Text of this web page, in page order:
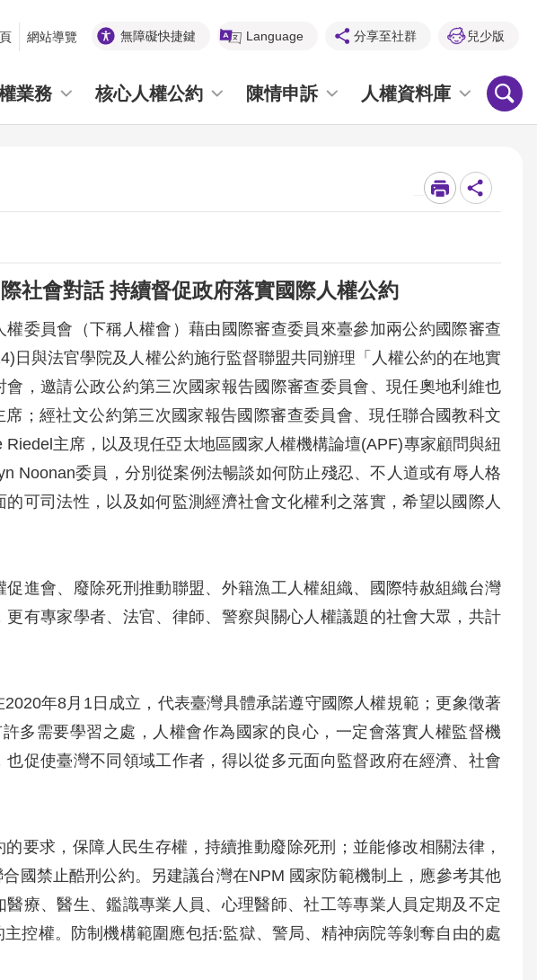
網站導覽 無障礙快捷鍵 Language 分享至社群 兒少版
業務 核心人權公約 陳情申訴 人權資料庫
社會對話 持續督促政府落實國際人權公約
委員會（下稱人權會）藉由國際審查委員來臺參加兩公約國際審查
日與法官學院及人權公約施行監督聯盟共同辦理「人權公約的在地實
，邀請公政公約第三次國家報告國際審查委員會、現任奧地利維也
；經社文公約第三次國家報告國際審查委員會、現任聯合國教科文
主席，以及現任亞太地區國家人權機構論壇(APF)專家顧問與紐
Noonan委員，分別從案例法暢談如何防止殘忍、不人道或有辱人格
可司法性，以及如何監測經濟社會文化權利之落實，希望以國際人
進會、廢除死刑推動聯盟、外籍漁工人權組織、國際特赦組織台灣
有專家學者、法官、律師、警察與關心人權議題的社會大眾，共計
年8月1日成立，代表臺灣具體承諾遵守國際人權規範；更象徵著
多需要學習之處，人權會作為國家的良心，一定會落實人權監督機
促使臺灣不同領域工作者，得以從多元面向監督政府在經濟、社會
要求，保障人民生存權，持續推動廢除死刑；並能修改相關法律，
國禁止酷刑公約。另建議台灣在NPM 國家防範機制上，應參考其他
療、醫生、鑑識專業人員、心理醫師、社工等專業人員定期及不定
控權。防制機構範圍應包括:監獄、警局、精神病院等剝奪自由的處